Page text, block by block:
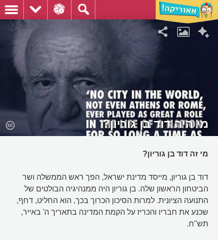
מי היה דוד בן גוריון?
מי זה דוד בן גוריון?
דוד בן גוריון, מייסד מדינת ישראל, הפך ראש הממשלה ושר
הביטחון הראשון שלה. בן גוריון היה ממנהיגיה הבולטים של
התנועה הציונית. למרות הסיכון הכרוך בכך, הוא החליט, דחף,
שכנע את חבריו והכריז על הקמת המדינה בתאריך ה' באייר,
תש"ח.